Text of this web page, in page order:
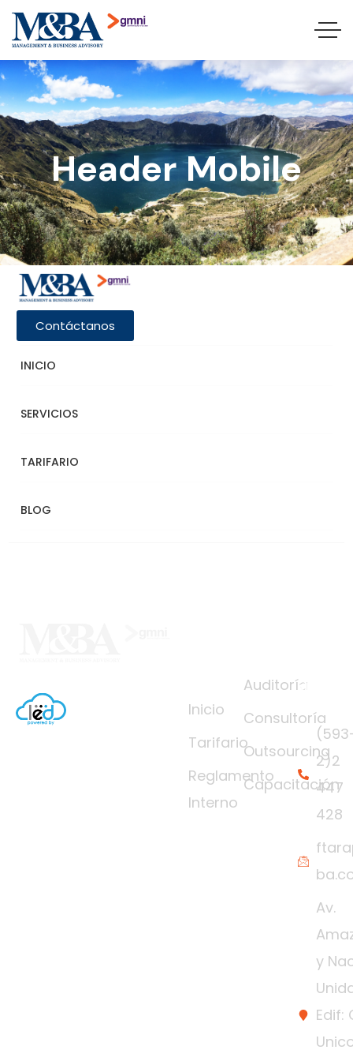
Header Mobile
Contáctanos
INICIO
SERVICIOS
TARIFARIO
BLOG
Inicio
Tarifario
Reglamento
Interno
Auditoría
Consultoría
Outsourcing
Capacitación
ano
2)2
447
428
Av.
y
Edif: